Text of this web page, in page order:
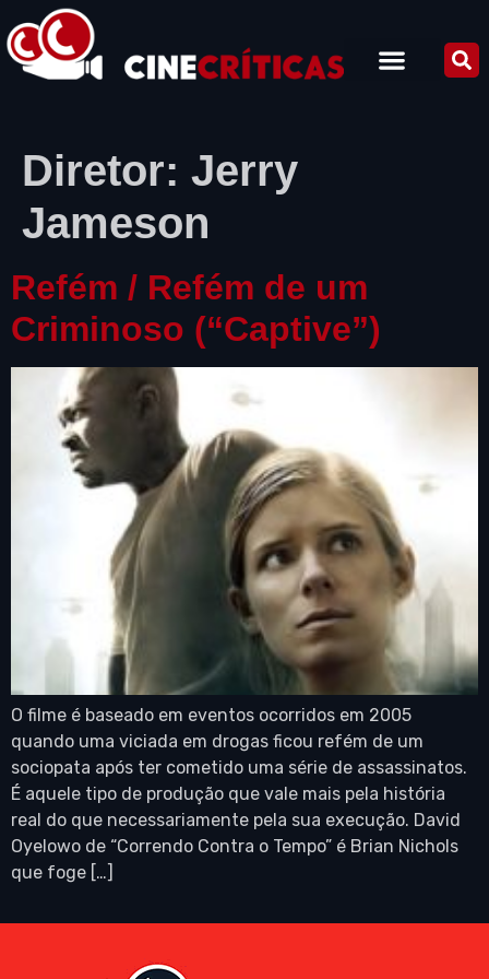
Diretor: Jerry
Jameson
Refém / Refém de um
Criminoso (“Captive”)
O filme é baseado em eventos ocorridos em 2005
quando uma viciada em drogas ficou refém de um
sociopata após ter cometido uma série de assassinatos.
É aquele tipo de produção que vale mais pela história
real do que necessariamente pela sua execução. David
Oyelowo de “Correndo Contra o Tempo” é Brian Nichols
que foge […]